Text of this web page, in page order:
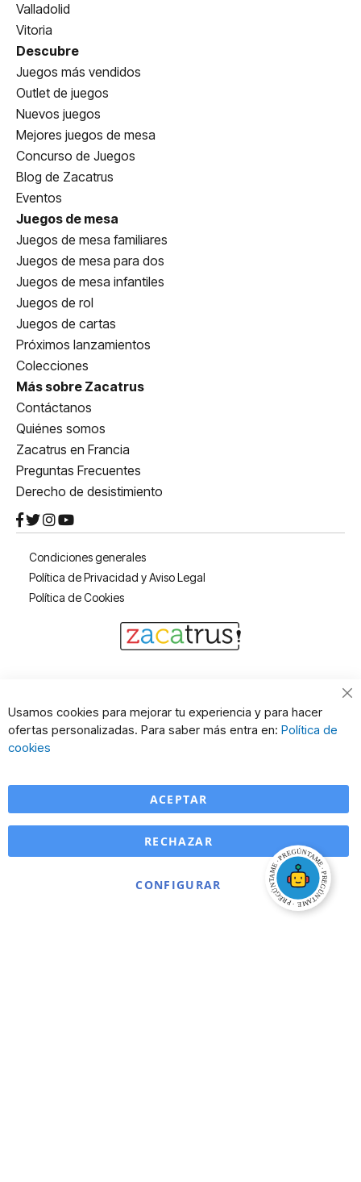
Valladolid
Vitoria
Descubre
Juegos más vendidos
Outlet de juegos
Nuevos juegos
Mejores juegos de mesa
Concurso de Juegos
Blog de Zacatrus
Eventos
Juegos de mesa
Juegos de mesa familiares
Juegos de mesa para dos
Juegos de mesa infantiles
Juegos de rol
Juegos de cartas
Próximos lanzamientos
Colecciones
Más sobre Zacatrus
Contáctanos
Quiénes somos
Zacatrus en Francia
Preguntas Frecuentes
Derecho de desistimiento
Condiciones generales
Política de Privacidad y Aviso Legal
Política de Cookies
Usamos cookies para mejorar tu experiencia y para hacer
ofertas personalizadas. Para saber más entra en: Política de
cookies
ACEPTAR
CONFIGURAR
RECHAZAR